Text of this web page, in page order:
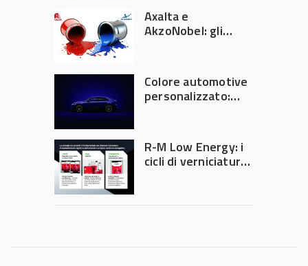
Automechanika
Frankfurt 2026
Axalta e
AkzoNobel: gli
Colore automotive
personalizzato:
diventa ingegneria
di precisione
R-M Low Energy: i
cicli di verniciatura
tempi e costi in